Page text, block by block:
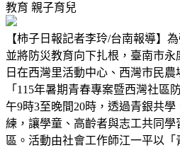
教育 親子育兒
【柿子日報記者李玲/台南報導】
並將防災教育向下扎根，臺南市永
日在西灣里活動中心、西灣市民
「115年暑期青春專案暨西灣社區
午9時3至晚間20時，透過青銀共
練，讓學童、高齡者與志工共同
區。活動由社會工作師江一平以